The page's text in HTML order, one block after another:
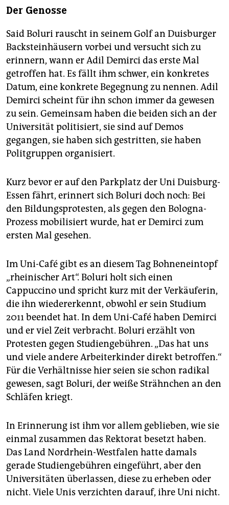
Der Genosse
Said Boluri rauscht in seinem Golf an Duisburger
Backsteinhäusern vorbei und versucht sich zu
erinnern, wann er Adil Demirci das erste Mal
getroffen hat. Es fällt ihm schwer, ein konkretes
Datum, eine konkrete Begegnung zu nennen. Adil
Demirci scheint für ihn schon immer da gewesen
zu sein. Gemeinsam haben die beiden sich an der
Universität politisiert, sie sind auf Demos
gegangen, sie haben sich gestritten, sie haben
Politgruppen organisiert.
Kurz bevor er auf den Parkplatz der Uni Duisburg-
Essen fährt, erinnert sich Boluri doch noch: Bei
den Bildungsprotesten, als gegen den Bologna-
Prozess mobilisiert wurde, hat er Demirci zum
ersten Mal gesehen.
Im Uni-Café gibt es an diesem Tag Bohneneintopf
„rheinischer Art“. Boluri holt sich einen
Cappuccino und spricht kurz mit der Verkäuferin,
die ihn wiedererkennt, obwohl er sein Studium
2011 beendet hat. In dem Uni-Café haben Demirci
und er viel Zeit verbracht. Boluri erzählt von
Protesten gegen Studiengebühren. „Das hat uns
und viele andere Arbeiterkinder direkt betroffen.“
Für die Verhältnisse hier seien sie schon radikal
gewesen, sagt Boluri, der weiße Strähnchen an den
Schläfen kriegt.
In Erinnerung ist ihm vor allem geblieben, wie sie
einmal zusammen das Rektorat besetzt haben.
Das Land Nordrhein-Westfalen hatte damals
gerade Studiengebühren eingeführt, aber den
Universitäten überlassen, diese zu erheben oder
nicht. Viele Unis verzichten darauf, ihre Uni nicht.